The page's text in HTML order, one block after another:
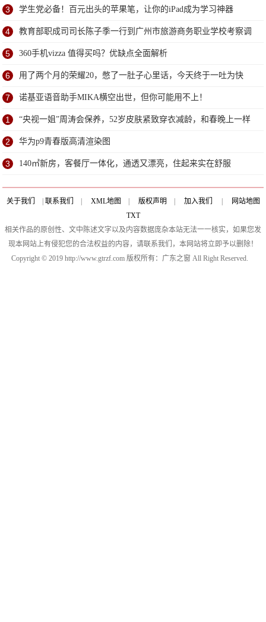
3 学生党必备！百元出头的苹果笔，让你的iPad成为学习神器
4 教育部职成司司长陈子季一行到广州市旅游商务职业学校考察调
研
5 360手机vizza 值得买吗？优缺点全面解析
6 用了两个月的荣耀20，憋了一肚子心里话，今天终于一吐为快
7 诺基亚语音助手MIKA横空出世，但你可能用不上！
1 “央视一姐”周涛会保养，52岁皮肤紧致穿衣减龄，和春晚上一样
2 华为p9青春版高清渲染图
3 140㎡新房，客餐厅一体化，通透又漂亮，住起来实在舒服
关于我们 联系我们 XML地图 版权声明 加入我们
网站地图
TXT
相关作品的原创性、文中陈述文字以及内容数据庞杂本站无法一一核实，如果您发
现本网站上有侵犯您的合法权益的内容，请联系我们，本网站将立即予以删除！
Copyright © 2019 http://www.gtrzf.com 版权所有：广东之窗 All Right Reserved.